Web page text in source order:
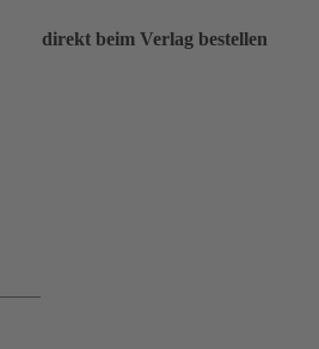
direkt beim Verlag bestellen